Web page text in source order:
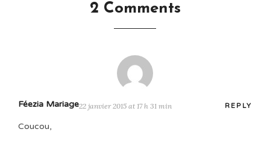
2 Comments
Féezia Mariage22 janvier 2015 at 17 h 31 min REPLY
Coucou,